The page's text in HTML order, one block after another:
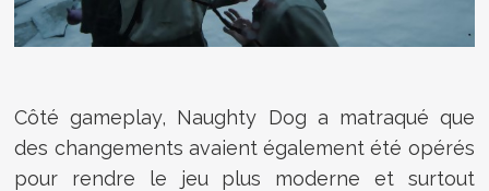
Côté gameplay, Naughty Dog a matraqué que
des changements avaient également été opérés
pour rendre le jeu plus moderne et surtout